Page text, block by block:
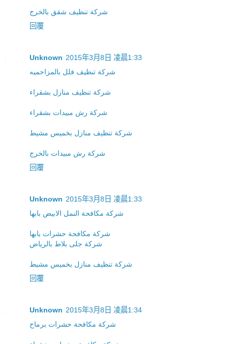
شركة تنظيف شقق بالخرج
回覆
Unknown 2015年3月8日 凌晨1:33
شركة تنظيف فلل بالمزاحميه
شركة تنظيف منازل بشقراء
شركة رش مبيدات بشقراء
شركة تنظيف منازل بخميس مشيط
شركة رش مبيدات بالخرج
回覆
Unknown 2015年3月8日 凌晨1:33
شركة مكافحة النمل الابيض بابها
شركة مكافحة حشرات بابها
شركة جلى بلاط بالرياض
شركة تنظيف منازل بخميس مشيط
回覆
Unknown 2015年3月8日 凌晨1:34
شركة مكافحة حشرات برماح